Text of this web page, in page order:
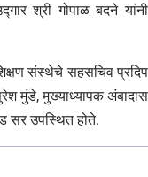
श्री गोपाळ बदने यांनी
संस्थेचे सहसचिव प्रदिप
मुंडे, मुख्याध्यापक अंबादास
सर उपस्थित होते.